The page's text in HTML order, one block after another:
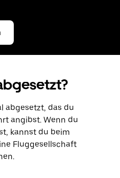
abgesetzt, das du
angibst. Wenn du
kannst du beim
Fluggesellschaft